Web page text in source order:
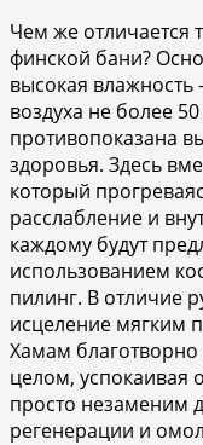
Чем же отличается
финской бани?
высокая
воздуха не более
противопоказана
здоровья. Здесь
который
расслабление и
каждому будут
использованием
пилинг. В отличие
исцеление мягким
Хамам
целом,
просто незаменим
регенерации и